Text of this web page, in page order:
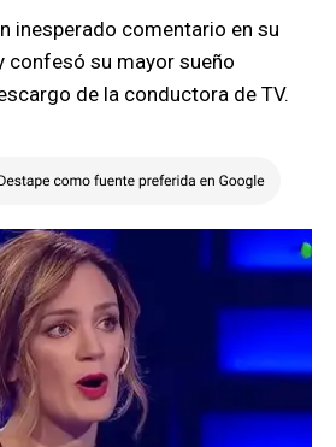
inesperado comentario en su
confesó su mayor sueño
de la conductora de TV.